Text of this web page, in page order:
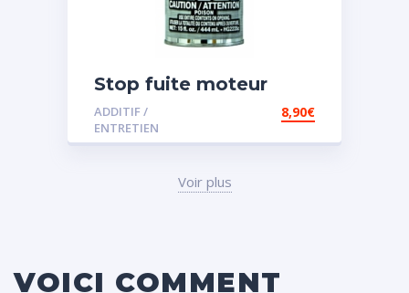
Stop fuite moteur
ADDITIF /
ENTRETIEN
8,90€
Voir plus
VOICI COMMENT